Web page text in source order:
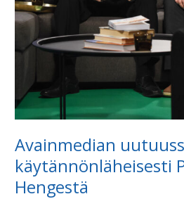
Avainmedian
käytännönläheisesti
Hengestä